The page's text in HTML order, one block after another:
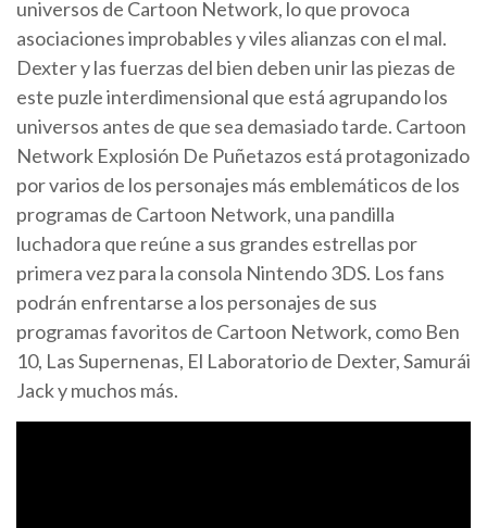
universos de Cartoon Network, lo que provoca
asociaciones improbables y viles alianzas con el mal.
Dexter y las fuerzas del bien deben unir las piezas de
este puzle interdimensional que está agrupando los
universos antes de que sea demasiado tarde. Cartoon
Network Explosión De Puñetazos está protagonizado
por varios de los personajes más emblemáticos de los
programas de Cartoon Network, una pandilla
luchadora que reúne a sus grandes estrellas por
primera vez para la consola Nintendo 3DS. Los fans
podrán enfrentarse a los personajes de sus
programas favoritos de Cartoon Network, como Ben
10, Las Supernenas, El Laboratorio de Dexter, Samurái
Jack y muchos más.